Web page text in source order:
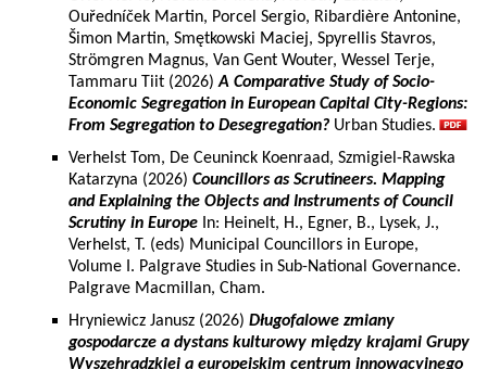
Ouředníček Martin, Porcel Sergio, Ribardière Antonine,
Šimon Martin, Smętkowski Maciej, Spyrellis Stavros,
Strömgren Magnus, Van Gent Wouter, Wessel Terje,
Tammaru Tiit (2026)A Comparative Study of Socio-
Economic Segregation in European Capital City-Regions:
From Segregation to Desegregation? Urban Studies.
Verhelst Tom, De Ceuninck Koenraad, Szmigiel-Rawska
Katarzyna (2026) Councillors as Scrutineers. Mapping
and Explaining the Objects and Instruments of Council
Scrutiny in Europe In: Heinelt, H., Egner, B., Lysek, J.,
Verhelst, T. (eds) Municipal Councillors in Europe,
Volume I. Palgrave Studies in Sub-National Governance.
Palgrave Macmillan, Cham.
Hryniewicz Janusz (2026) Długofalowe zmiany
gospodarcze a dystans kulturowy między krajami Grupy
Wyszehradzkiej a europejskim centrum innowacyjnego